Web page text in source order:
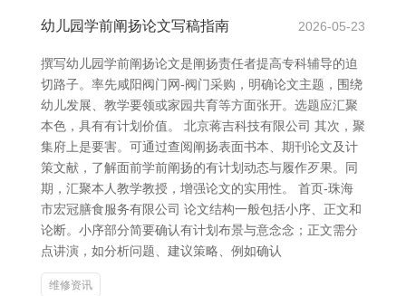
幼儿园学前阐扬论文写稿指南 2026-05-23
撰写幼儿园学前阐扬论文是阐扬责任者提高专科辅导的迫
切路子。率先咸阳阀门网-阀门采购，明确论文主题，围绕
幼儿发展、教学要领或家园共育等方面张开。选题应汇聚
本色，具有有计划价值。 北京蒋吉科技有限公司 其次，聚
集府上是要害。可通过查阅阐扬表面书本、期刊论文及计
策文献，了解面前学前阐扬的有计划动态与履作歹果。同
期，汇聚本人教学教授，增强论文的实用性。 首页-珠海
市宏冠膳食服务有限公司 论文结构一般包括小序、正文和
论断。小序部分简要确认有计划布景与意念念；正文需分
点讲演，如分析问题、建议策略、例如确认
维修资讯